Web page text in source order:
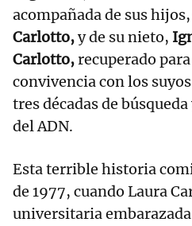
acompañada de sus hijos,
Carlotto,y de su nieto,
Carlotto,recuperado
convivencia con los
tres décadas de
del ADN.
Esta terrible historia
de 1977, cuando Laura
universitaria